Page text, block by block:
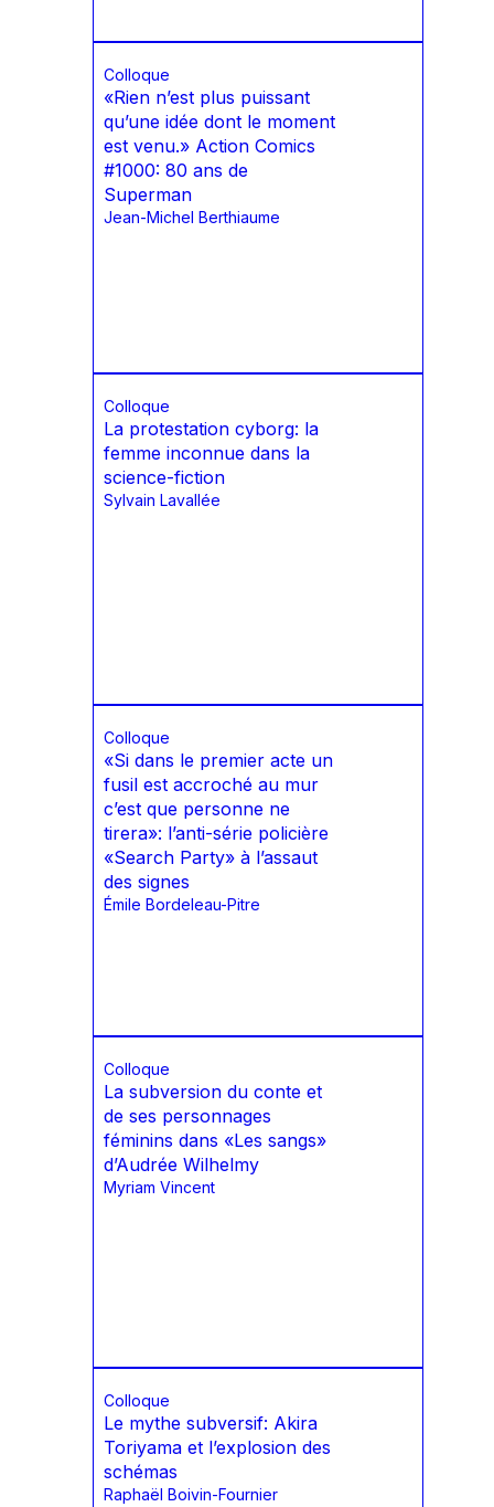
Colloque
«Rien n’est plus puissant
qu’une idée dont le moment
est venu.» Action Comics
#1000: 80 ans de
Superman
Jean-Michel Berthiaume
Colloque
La protestation cyborg: la
femme inconnue dans la
science-fiction
Sylvain Lavallée
Colloque
«Si dans le premier acte un
fusil est accroché au mur
c’est que personne ne
tirera»: l’anti-série policière
«Search Party» à l’assaut
des signes
Émile Bordeleau-Pitre
Colloque
La subversion du conte et
de ses personnages
féminins dans «Les sangs»
d’Audrée Wilhelmy
Myriam Vincent
Colloque
Le mythe subversif: Akira
Toriyama et l’explosion des
schémas
Raphaël Boivin-Fournier